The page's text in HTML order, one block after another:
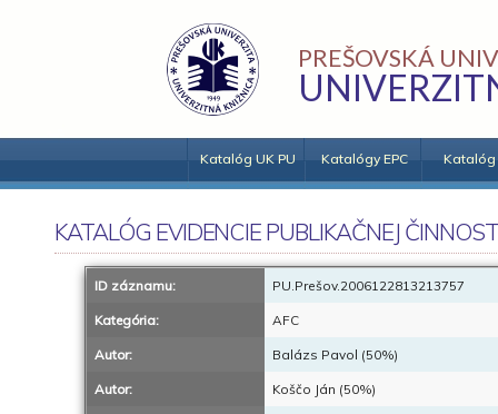
PREŠOVSKÁ
Katalóg UK PU Katalógy EPC Katalóg
KATALÓG EVIDENCIE PUBLIKAČNEJ
ID záznamu: PU.Prešov.2006122813213757
Kategória: AFC
Autor: Balázs Pavol (50%)
Autor: Koščo Ján (50%)